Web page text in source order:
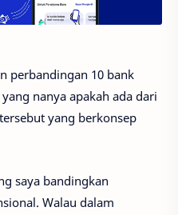
perbandingan 10 bank
nanya apakah ada dari
yang berkonsep
saya bandingkan
Walau dalam